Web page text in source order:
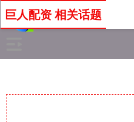
巨人配资 相关话题